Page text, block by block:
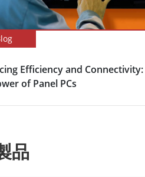
Efficiency and Connectivity:
of Panel PCs
品